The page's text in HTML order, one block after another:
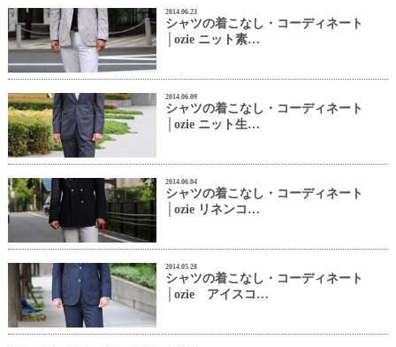
2014.06.23
シャツの着こなし・コーディネート
│ozie ニット素…
2014.06.09
シャツの着こなし・コーディネート
│ozie ニット生…
2014.06.04
シャツの着こなし・コーディネート
│ozie リネンコ…
2014.05.28
シャツの着こなし・コーディネート
│ozie アイスコ…